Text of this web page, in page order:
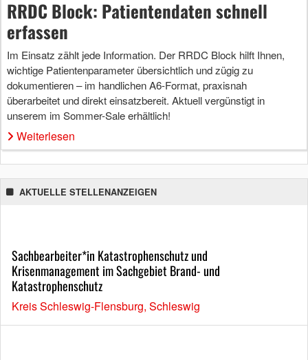
RRDC Block: Patientendaten schnell
erfassen
Im Einsatz zählt jede Information. Der RRDC Block hilft Ihnen,
wichtige Patientenparameter übersichtlich und zügig zu
dokumentieren – im handlichen A6-Format, praxisnah
überarbeitet und direkt einsatzbereit. Aktuell vergünstigt in
unserem im Sommer-Sale erhältlich!
Weiterlesen
AKTUELLE STELLENANZEIGEN
Sachbearbeiter*in Katastrophenschutz und
Krisenmanagement im Sachgebiet Brand- und
Katastrophenschutz
Kreis Schleswig-Flensburg, Schleswig